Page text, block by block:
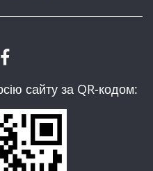
сайту за QR-кодом: